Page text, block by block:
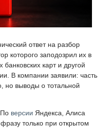
ответ на разбор
которого заподозрил их в
карт и другой
В компании заявили: часть
но выводы о тотальной
версии Яндекса, Алиса
только при открытом